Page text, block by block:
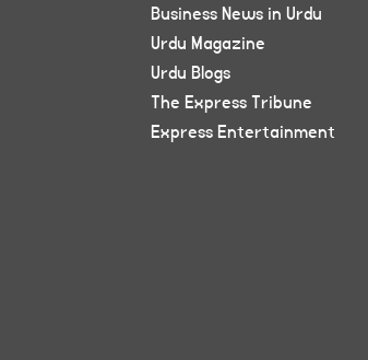
Business News in Urdu
Urdu Magazine
Urdu Blogs
The Express Tribune
Express Entertainment